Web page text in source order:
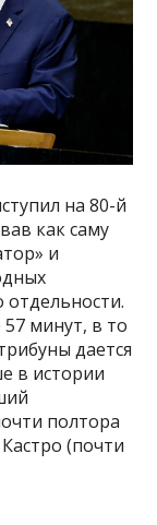
на 80-й
как саму
и
минут, в то
дается
в истории
полтора
(почти